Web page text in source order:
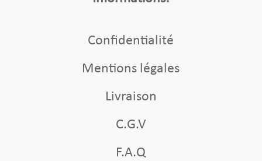
Confidentialité
Mentions légales
Livraison
C.G.V
F.A.Q